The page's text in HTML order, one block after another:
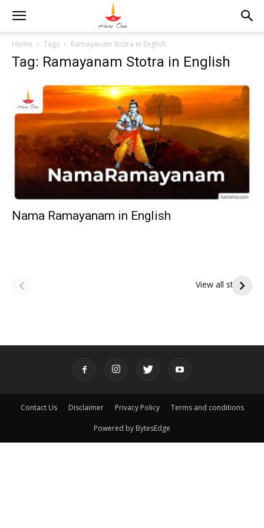
Home Tags Ramayanam Stotra in English
Tag: Ramayanam Stotra in English
Nama Ramayanam in English
View all stories
పితృదేవతల ఆశీర్వాదం
ఇంద్రకీలాద్రి గిరి ప్రదక్షిణ
Contact Us Disclaimer Privacy Policy Terms and conditions
Powered by BytesEdge